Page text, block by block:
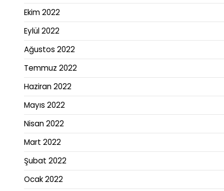
Ekim 2022
Eylül 2022
Ağustos 2022
Temmuz 2022
Haziran 2022
Mayıs 2022
Nisan 2022
Mart 2022
Şubat 2022
Ocak 2022